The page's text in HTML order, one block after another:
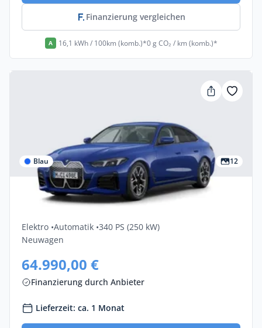
Finanzierung vergleichen
A 16,1 kWh / 100km (komb.)*0 g CO₂ / km (komb.)*
Blau 12
Gewerbe & Privat
Elektro •Automatik •340 PS (250 kW)
Neuwagen
64.990,00 €
Finanzierung durch Anbieter
Lieferzeit: ca. 1 Monat